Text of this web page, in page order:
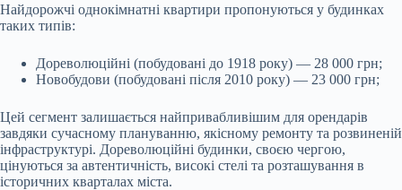
Найдорожчі однокімнатні квартири пропонуються у будинках
таких типів:
Дореволюційні (побудовані до 1918 року) — 28 000 грн;
Новобудови (побудовані після 2010 року) — 23 000 грн;
Цей сегмент залишається найпривабливішим для орендарів
завдяки сучасному плануванню, якісному ремонту та розвиненій
інфраструктурі. Дореволюційні будинки, своєю чергою,
цінуються за автентичність, високі стелі та розташування в
історичних кварталах міста.